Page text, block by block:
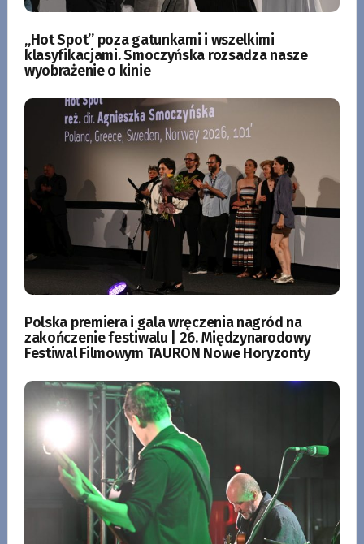
„Hot Spot” poza gatunkami i wszelkimi
klasyfikacjami. Smoczyńska rozsadza nasze
wyobrażenie o kinie
Polska premiera i gala wręczenia nagród na
zakończenie festiwalu | 26. Międzynarodowy
Festiwal Filmowym TAURON Nowe Horyzonty